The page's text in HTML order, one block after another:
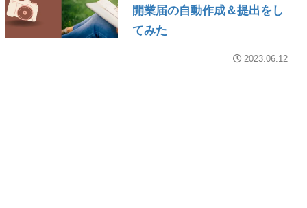
開業届の自動作成＆提出をし
てみた
2023.06.12